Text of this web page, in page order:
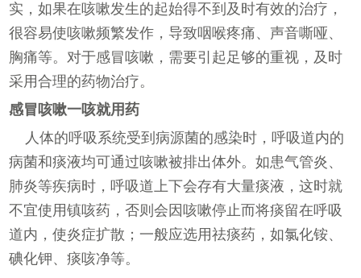
实，如果在咳嗽发生的起始得不到及时有效的治疗，
很容易使咳嗽频繁发作，导致咽喉疼痛、声音嘶哑、
胸痛等。对于感冒咳嗽，需要引起足够的重视，及时
采用合理的药物治疗。
感冒咳嗽一咳就用药
人体的呼吸系统受到病源菌的感染时，呼吸道内的
病菌和痰液均可通过咳嗽被排出体外。如患气管炎、
肺炎等疾病时，呼吸道上下会存有大量痰液，这时就
不宜使用镇咳药，否则会因咳嗽停止而将痰留在呼吸
道内，使炎症扩散；一般应选用祛痰药，如氯化铵、
碘化钾、痰咳净等。